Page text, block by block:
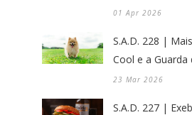
01 Apr 2026
S.A.D. 228 |
Cool e a Guarda
23 Mar 2026
S.A.D. 227 |